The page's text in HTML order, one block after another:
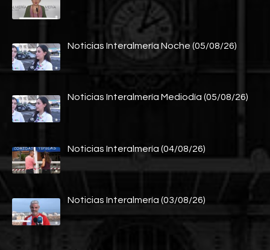
Noticias Interalmería Noche (05/08/26)
Noticias Interalmería Mediodía (05/08/26)
Noticias Interalmería (04/08/26)
Noticias Interalmería (03/08/26)